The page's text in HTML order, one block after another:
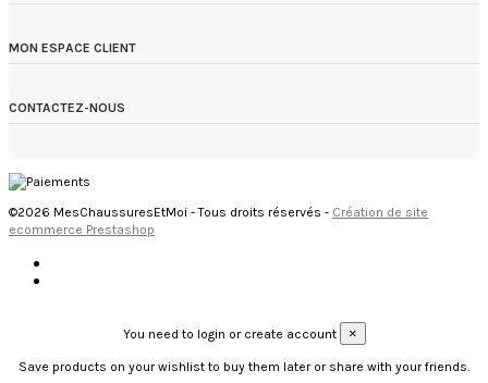
MON ESPACE CLIENT
CONTACTEZ-NOUS
©2026 MesChaussuresEtMoi - Tous droits réservés - Création de site
ecommerce Prestashop
You need to login or create account ×
Save products on your wishlist to buy them later or share with your friends.